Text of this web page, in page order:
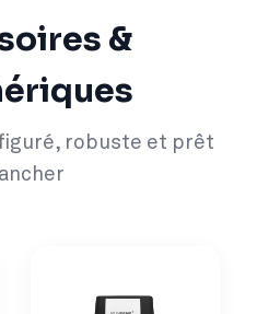
&
robuste et prêt